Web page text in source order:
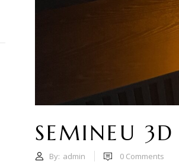
SEMINEU
By: admin 0Comments